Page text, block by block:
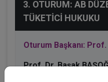
3. OTURUM: AB
TÜKETİCİ HUKUKU
Oturum Başkanı:
Prof. Dr. Başak